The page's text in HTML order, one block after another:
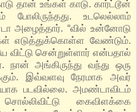
தான் உங்கள் காடு. கார்ட்டூன்
உடலெல்லாம்
அழைத்தார். “வில் உன்னோடு
எடுத்துக்கொள்ள வேண்டும்.
சென்றுள்ளார் என்பதால்
அங்கிருந்து வந்து ஒரு
இவ்வளவு நேரமாக அவர்
படவில்லை. அமண்டாவிடம்
கைவிளக்கை